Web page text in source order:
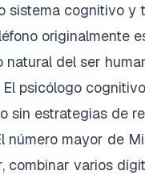
sistema cognitivo y
originalmente
del ser
psicólogo
sin estrategias de
número mayor de
varios